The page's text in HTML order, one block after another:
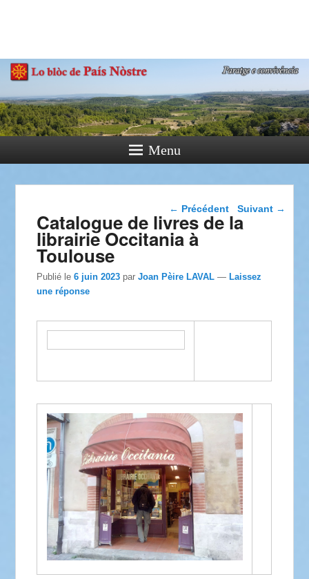
Paratge e Convivència
Menu
Navigation dans les
← Précédent Suivant →
Catalogue de livres de la
librairie Occitania à
Toulouse
Publié le6 juin 2023 parJoan Pèire LAVAL —Laissez
une réponse